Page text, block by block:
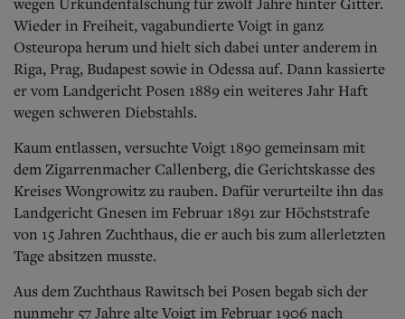
Wieder in Freiheit, vagabundierte Voigt in ganz
Osteuropa herum und hielt sich dabei unter anderem in
Riga, Prag, Budapest sowie in Odessa auf. Dann kassierte
er vom Landgericht Posen 1889 ein weiteres Jahr Haft
wegen schweren Diebstahls.
Kaum entlassen, versuchte Voigt 1890 gemeinsam mit
dem Zigarrenmacher Callenberg, die Gerichtskasse des
Kreises Wongrowitz zu rauben. Dafür verurteilte ihn das
Landgericht Gnesen im Februar 1891 zur Höchststrafe
von 15 Jahren Zuchthaus, die er auch bis zum allerletzten
Tage absitzen musste.
Aus dem Zuchthaus Rawitsch bei Posen begab sich der
nunmehr 57 Jahre alte Voigt im Februar 1906 nach